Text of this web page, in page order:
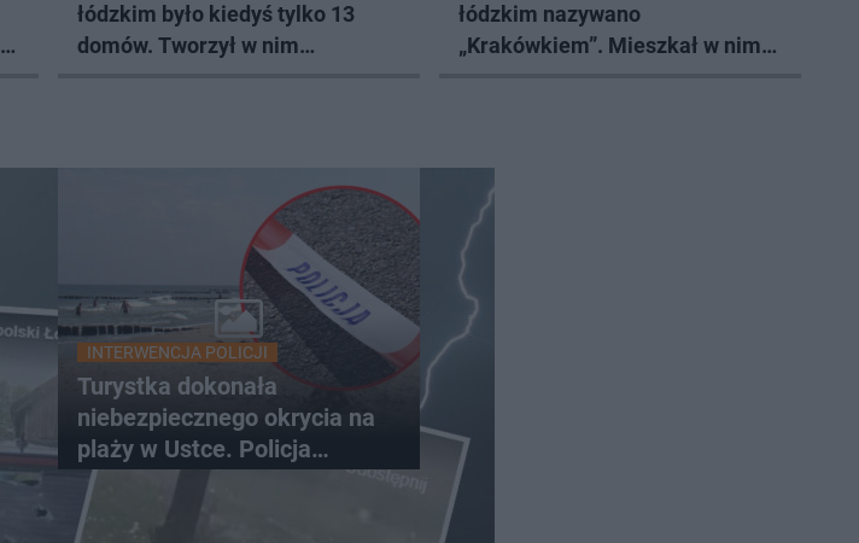
łódzkim było kiedyś tylko 13
domów. Tworzył w nim
łódzkim nazywano
„Krakówkiem”. Mieszkał w nim
INTERWENCJA POLICJI
Turystka dokonała
niebezpiecznego okrycia na
plaży w Ustce. Policja
musiała zamknąć odcinek
wybrzeża